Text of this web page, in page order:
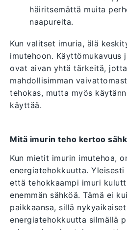
häiritsemättä muita
naapureita.
Kun valitset imuria, älä
imutehoon. Käyttömukavuus
ovat aivan yhtä tärkeitä,
mahdollisimman
tehokas, mutta myös
käyttää.
Mitä imurin teho kertoo
Kun mietit imurin imutehoa,
energiatehokkuutta.
että tehokkaampi imuri
enemmän sähköä. Tämä ei
paikkaansa, sillä
energiatehokkuutta silmällä